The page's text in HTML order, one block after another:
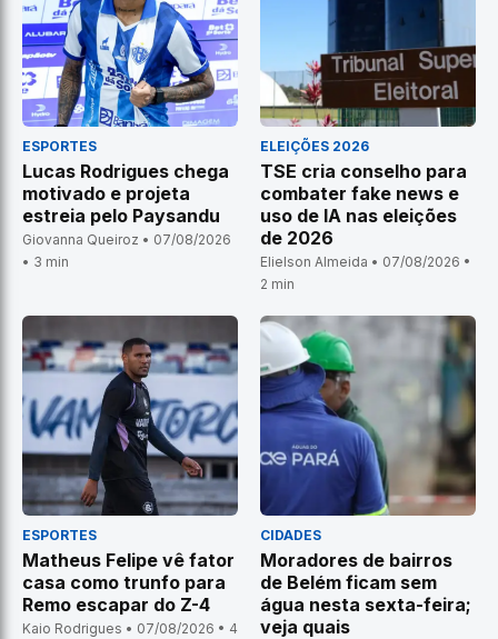
ESPORTES
Lucas Rodrigues chega
motivado e projeta
estreia pelo Paysandu
Giovanna Queiroz • 07/08/2026
• 3 min
ELEIÇÕES 2026
TSE cria conselho para
combater fake news e
uso de IA nas eleições
de 2026
Elielson Almeida • 07/08/2026 •
2 min
ESPORTES
Matheus Felipe vê fator
casa como trunfo para
Remo escapar do Z-4
Kaio Rodrigues • 07/08/2026 • 4
CIDADES
Moradores de bairros
de Belém ficam sem
água nesta sexta-feira;
veja quais